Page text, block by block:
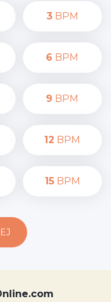
3BPM
6 BPM
9 BPM
12 BPM
15BPM